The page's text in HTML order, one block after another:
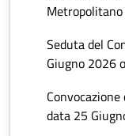
Seduta del
Giugno 2026
data 25